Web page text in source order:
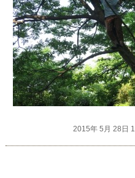
2015年 5月 28日